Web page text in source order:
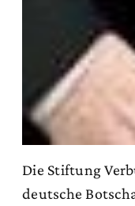
Die Stiftung
deutsche